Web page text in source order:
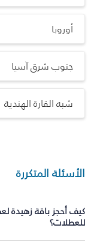
أوروبا
جنوب شرق آسيا
شبه القارة الهندية
الأسئلة المتكررة
كيف أحجز باقة زهيدة
للعطلات؟